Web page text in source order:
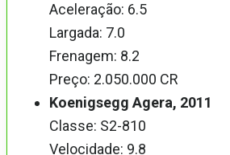
Aceleração: 6.5
Largada: 7.0
Frenagem: 8.2
Preço: 2.050.000 CR
Koenigsegg Agera, 2011
Classe: S2-810
Velocidade: 9.8